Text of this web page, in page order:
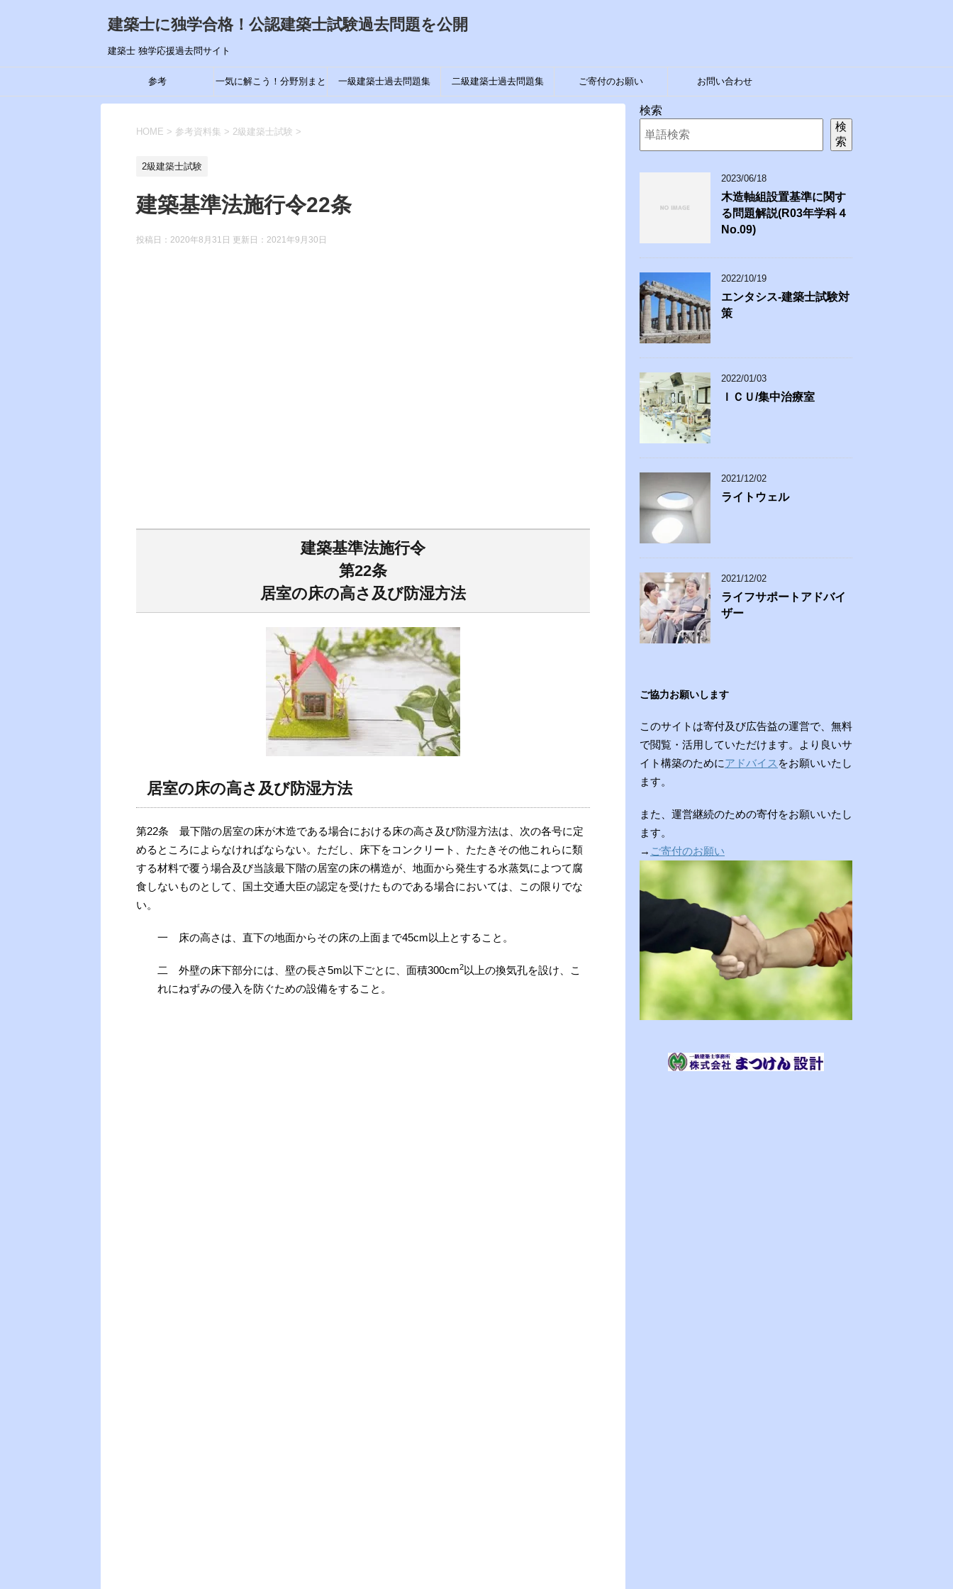
建築士に独学合格！公認建築士試験過去問題を公開
建築士 独学応援過去問サイト
参考 一気に解こう！分野別まと 一級建築士過去問題集 二級建築士過去問題集 ご寄付のお願い お問い合わせ
HOME > 参考資料集 > 2級建築士試験 >
2級建築士試験
建築基準法施行令22条
投稿日：2020年8月31日 更新日： 2021年9月30日
建築基準法施行令
第22条
居室の床の高さ及び防湿方法
居室の床の高さ及び防湿方法
第22条 最下階の居室の床が木造である場合における床の高さ及び防湿方法は、次の各号に定
めるところによらなければならない。ただし、床下をコンクリート、たたきその他これらに類
する材料で覆う場合及び当該最下階の居室の床の構造が、地面から発生する水蒸気によつて腐
食しないものとして、国土交通大臣の認定を受けたものである場合においては、この限りでな
い。
一 床の高さは、直下の地面からその床の上面まで45cm以上とすること。
二 外壁の床下部分には、壁の長さ5m以下ごとに、面積300cm2以上の換気孔を設け、こ
れにねずみの侵入を防ぐための設備をすること。
検索
検
索
2023/06/18
木造軸組設置基準に関す
る問題解説(R03年学科４
No.09)
2022/10/19
エンタシス-建築士試験対
策
2022/01/03
ＩＣＵ/集中治療室
2021/12/02
ライトウェル
2021/12/02
ライフサポートアドバイ
ザー
ご協力お願いします
このサイトは寄付及び広告益の運営で、無料
で閲覧・活用していただけます。より良いサ
イト構築のためにアドバイス をお願いいたし
ます。
また、運営継続のための寄付をお願いいたし
ます。
→ ご寄付のお願い